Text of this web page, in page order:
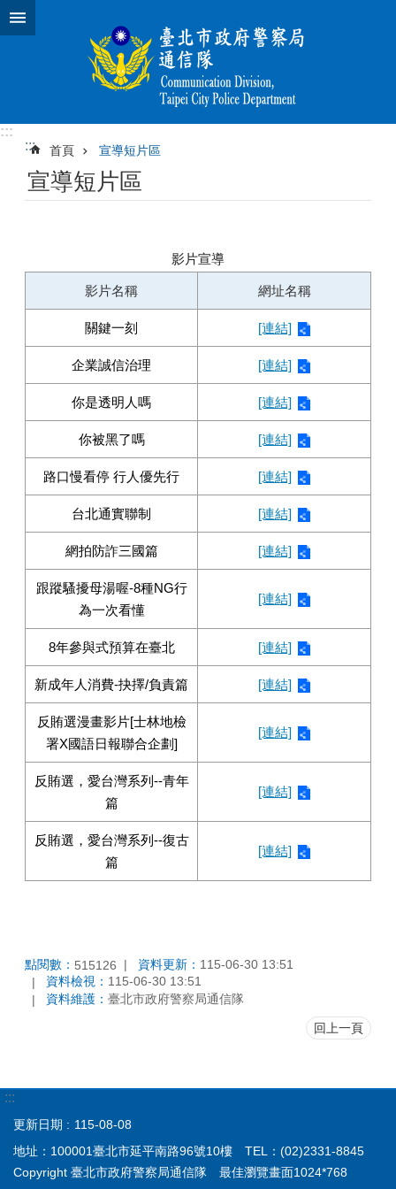
跳到主要內容區塊
:::
:::
首頁 宣導短片區
宣導短片區
影片宣導
影片名稱 網址名稱
關鍵一刻 [連結]
企業誠信治理 [連結]
你是透明人嗎 [連結]
你被黑了嗎 [連結]
路口慢看停 行人優先行 [連結]
台北通實聯制 [連結]
網拍防詐三國篇 [連結]
跟蹤騷擾母湯喔-8種NG行
為一次看懂
[連結]
8年參與式預算在臺北 [連結]
新成年人消費-抉擇/負責篇 [連結]
反賄選漫畫影片[士林地檢
署X國語日報聯合企劃]
[連結]
反賄選，愛台灣系列--青年
篇
[連結]
反賄選，愛台灣系列--復古
篇
[連結]
點閱數： 515126 資料更新： 115-06-30 13:51
資料檢視： 115-06-30 13:51
資料維護： 臺北市政府警察局通信隊
回上一頁
:::
更新日期
115-08-08
地址：100001臺北市延平南路96號10樓 TEL：(02)2331-8845
Copyright 臺北市政府警察局通信隊 最佳瀏覽畫面1024*768